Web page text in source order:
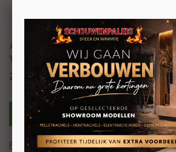
ALTECH MAX W DEPOT
Vrijstaande zwart stalen
zwart speksteen inleg en
Een ongekend strak design in